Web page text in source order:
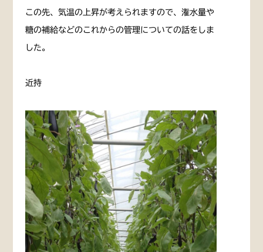
この先、気温の上昇が考えられますので、潅水量や
糖の補給などのこれからの管理についての話をしま
した。
近持